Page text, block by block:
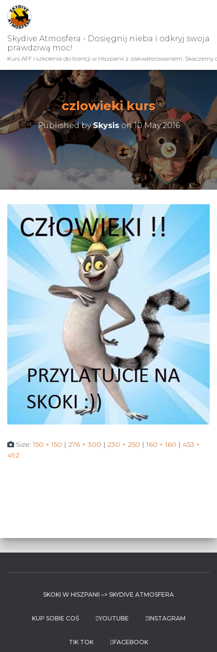
Skydive Atmosfera - Dosięgnij nieba i odkryj swoja
prawdziwą moc!
Kurs AFF i szkolenia do licencji w Hiszpanii z zakwaterowaniem. Skaczemy
czlowieki kurs
Published bySkysison10 May 2016
Size:150 × 150 | 276 × 300 | 230 × 250 | 160 × 160 | 453 ×
492
SKOKI W HISZPANII –> SKYDIVE ATMOSFERA
KUP SOBIE COŚ YOUTUBE INSTAGRAM
TIK TOK FACEBOOK